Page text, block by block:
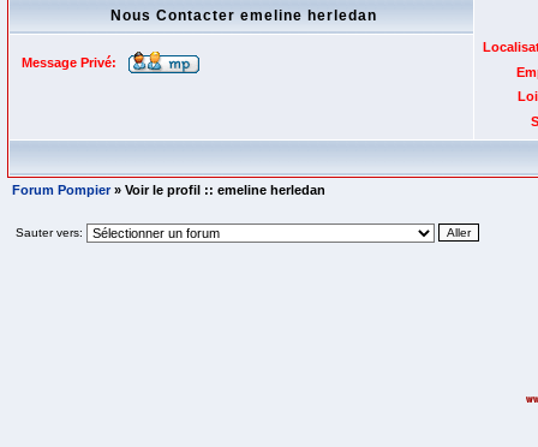
Nous Contacter emeline herledan
Message Privé:
Forum Pompier» Voir le profil :: emeline herledan
Sauter vers: